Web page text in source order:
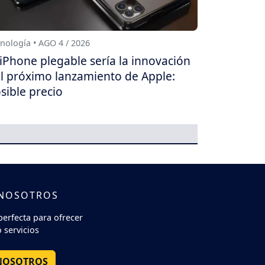
• AGO 4 / 2026
plegable sería la innovación
próximo lanzamiento de Apple:
precio
para ofrecer
servicios